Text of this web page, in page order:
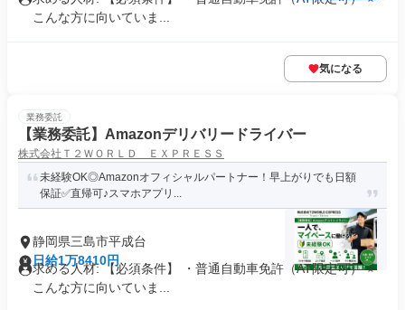
こんな方に向いていま...
気になる
業務委託
【業務委託】Amazonデリバリードライバー
株式会社Ｔ２ＷＯＲＬＤ ＥＸＰＲＥＳＳ
未経験OK◎Amazonオフィシャルパートナー！早上がりでも日額
保証✅直帰可♪スマホアプリ...
静岡県三島市平成台
日給1万8410円
求める人材: 【必須条件】 ・普通自動車免許（AT限定可） ⭐
こんな方に向いていま...